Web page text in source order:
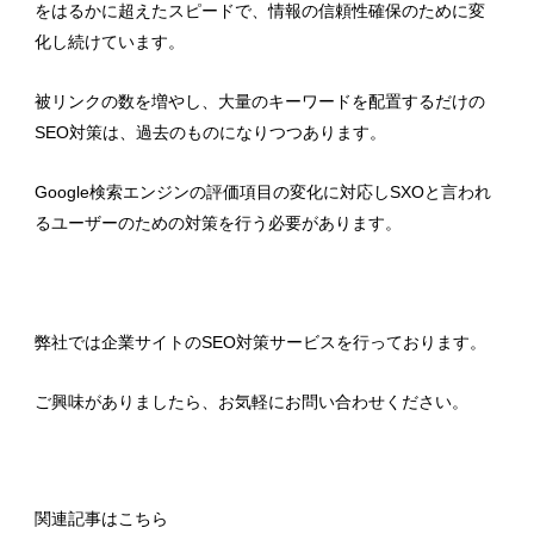
をはるかに超えたスピードで、情報の信頼性確保のために変
化し続けています。
被リンクの数を増やし、大量のキーワードを配置するだけの
SEO対策は、過去のものになりつつあります。
Google検索エンジンの評価項目の変化に対応しSXOと言われ
るユーザーのための対策を行う必要があります。
弊社では企業サイトのSEO対策サービスを行っております。
ご興味がありましたら、お気軽にお問い合わせください。
関連記事はこちら